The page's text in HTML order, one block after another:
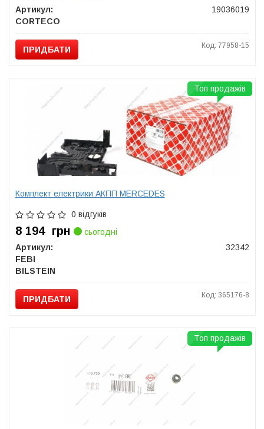
Артикул:
19036019
CORTECO
ПРИДБАТИ Код: 77958-15
Комплект електрики АКПП MERCEDES
0 відгуків
8 194 грн
сьогодні
Артикул:
32342
FEBI
BILSTEIN
ПРИДБАТИ Код: 365176-8
Топ продажів
Топ продажів